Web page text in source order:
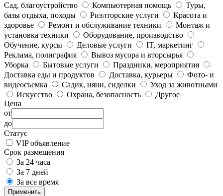
Сад, благоустройство
Компьютерная помощь
Туры,
базы отдыха, походы
Риэлторские услуги
Красота и
здоровье
Ремонт и обслуживание техники
Монтаж и
установка техники
Оборудование, производство
Обучение, курсы
Деловые услуги
IT, маркетинг
Реклама, полиграфия
Вывоз мусора и вторсырья
Уборка
Бытовые услуги
Праздники, мероприятия
Доставка еды и продуктов
Доставка, курьеры
Фото- и
видеосъемка
Садик, няни, сиделки
Уход за животными
Искусство
Охрана, безопасность
Другое
Цена
от
до
Статус
VIP объявление
Срок размещения
За 24 часа
За 7 дней
За все время
Применить